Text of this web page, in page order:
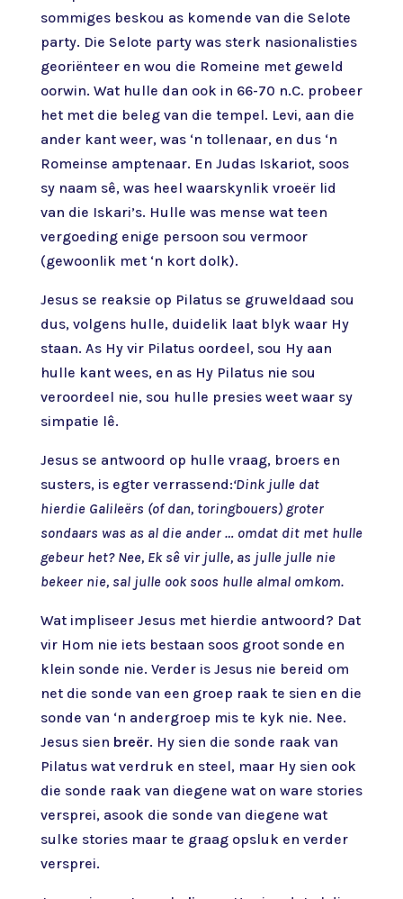
sommiges beskou as komende van die Selote
party. Die Selote party was sterk nasionalisties
georiënteer en wou die Romeine met geweld
oorwin. Wat hulle dan ook in 66-70 n.C. probeer
het met die beleg van die tempel. Levi, aan die
ander kant weer, was ‘n tollenaar, en dus ‘n
Romeinse amptenaar. En Judas Iskariot, soos
sy naam sê, was heel waarskynlik vroeër lid
van die Iskari’s. Hulle was mense wat teen
vergoeding enige persoon sou vermoor
(gewoonlik met ‘n kort dolk).
Jesus se reaksie op Pilatus se gruweldaad sou
dus, volgens hulle, duidelik laat blyk waar Hy
staan. As Hy vir Pilatus oordeel, sou Hy aan
hulle kant wees, en as Hy Pilatus nie sou
veroordeel nie, sou hulle presies weet waar sy
simpatie lê.
Jesus se antwoord op hulle vraag, broers en
susters, is egter verrassend:‘Dink julle dat
hierdie Galileërs (of dan, toringbouers) groter
sondaars was as al die ander … omdat dit met hulle
gebeur het? Nee, Ek sê vir julle, as julle julle nie
bekeer nie, sal julle ook soos hulle almal omkom.
Wat impliseer Jesus met hierdie antwoord? Dat
vir Hom nie iets bestaan soos groot sonde en
klein sonde nie. Verder is Jesus nie bereid om
net die sonde van een groep raak te sien en die
sonde van ‘n andergroep mis te kyk nie. Nee.
Jesus sien breër. Hy sien die sonde raak van
Pilatus wat verdruk en steel, maar Hy sien ook
die sonde raak van diegene wat on ware stories
versprei, asook die sonde van diegene wat
sulke stories maar te graag opsluk en verder
versprei.